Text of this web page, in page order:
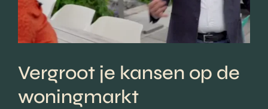
Vergroot je kansen op de
woningmarkt